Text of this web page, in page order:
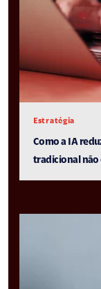
Estratégia
Como a IA
tradicional não